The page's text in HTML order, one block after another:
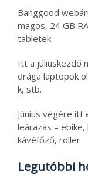
Banggood
magos, 24 GB
tabletek
Itt a júliuskezdő
drága laptopok
k, stb.
Június végére itt
leárazás –
kávéfőző, roller
Legutóbbi